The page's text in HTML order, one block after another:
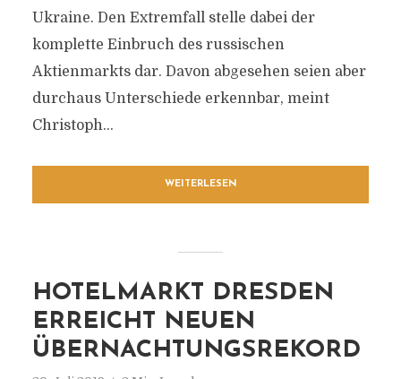
Ukraine. Den Extremfall stelle dabei der
komplette Einbruch des russischen
Aktienmarkts dar. Davon abgesehen seien aber
durchaus Unterschiede erkennbar, meint
Christoph...
WEITERLESEN
HOTELMARKT DRESDEN
ERREICHT NEUEN
ÜBERNACHTUNGSREKORD